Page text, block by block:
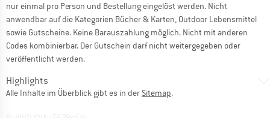
nur einmal pro Person und Bestellung eingelöst werden. Nicht
anwendbar auf die Kategorien Bücher & Karten, Outdoor Lebensmittel
sowie Gutscheine. Keine Barauszahlung möglich. Nicht mit anderen
Codes kombinierbar. Der Gutschein darf nicht weitergegeben oder
veröffentlicht werden.
Highlights
Alle Inhalte im Überblick gibt es in der Sitemap.